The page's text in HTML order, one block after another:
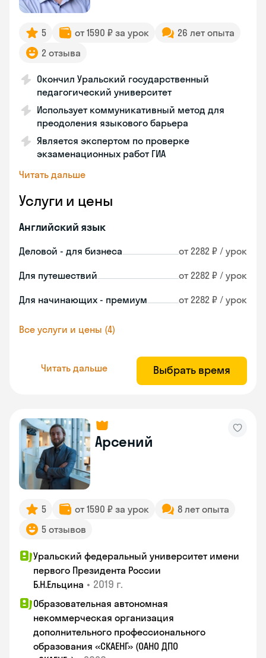
5 от 1590 ₽ за урок
26 лет опыта
2 отзыва
Окончил Уральский государственный
педагогический университет
Использует коммуникативный метод для
преодоления языкового барьера
Является экспертом по проверке
экзаменационных работ ГИА
Читать дальше
Услуги и цены
Английский язык
Деловой - для бизнеса от 2282 ₽ / урок
Для путешествий от 2282 ₽ / урок
Для начинающих - премиум от 2282 ₽ / урок
Все услуги и цены (4)
Читать дальше Выбрать время
Арсений
5 от 1590 ₽ за урок
8 лет опыта
5 отзывов
Уральский федеральный университет имени
первого Президента России
Б.Н.Ельцина • 2019 г.
Образовательная автономная
некоммерческая организация
дополнительного профессионального
образования «СКАЕНГ» (ОАНО ДПО